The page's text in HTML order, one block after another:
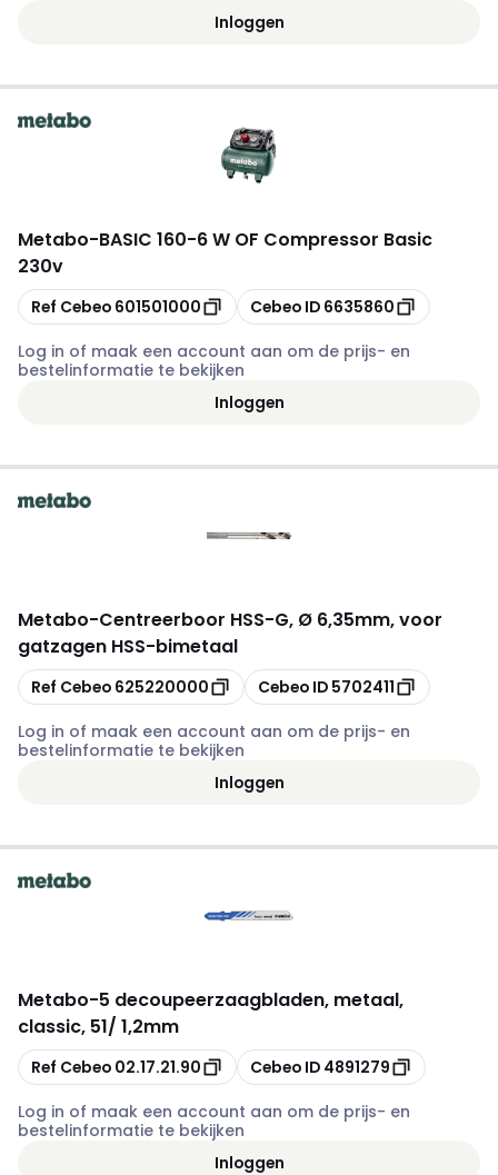
Inloggen
Metabo-BASIC 160-6 W OF Compressor Basic
230v
Kopiëren
Ref Cebeo 601501000 Kopiëren
Cebeo ID 6635860
Log in of maak een account aan om de prijs- en
bestelinformatie te bekijken
Inloggen
Metabo-Centreerboor HSS-G, Ø 6,35mm, voor
gatzagen HSS-bimetaal
Kopiëren
Ref Cebeo 625220000 Kopiëren
Cebeo ID 5702411
Log in of maak een account aan om de prijs- en
bestelinformatie te bekijken
Inloggen
Metabo-5 decoupeerzaagbladen, metaal,
classic, 51/ 1,2mm
Kopiëren
Ref Cebeo 02.17.21.90 Kopiëren
Cebeo ID 4891279
Log in of maak een account aan om de prijs- en
bestelinformatie te bekijken
Inloggen